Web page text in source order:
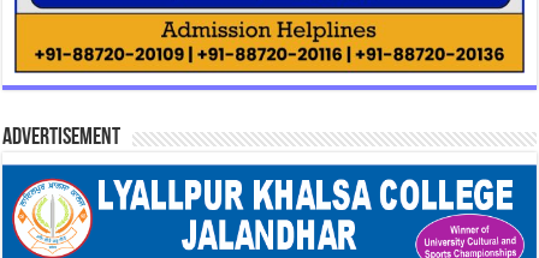
Advertisement